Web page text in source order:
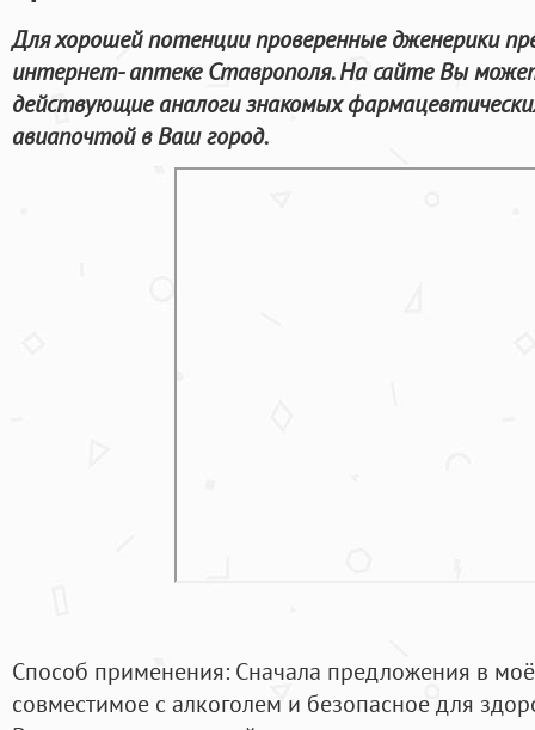
Для хорошей потенции проверенные дженерики
интернет- аптеке Ставрополя. На сайте Вы
действующие аналоги знакомых
авиапочтой в Ваш город.
Способ применения: Сначала предложения в
совместимое с алкоголем и безопасное для